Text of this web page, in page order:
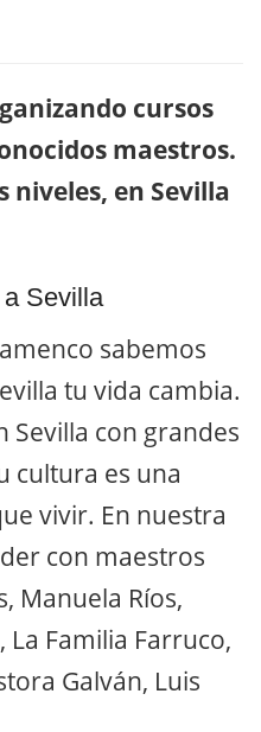
cursos
maestros.
niveles, en Sevilla
Sevilla
sabemos
tu vida cambia.
con grandes
cultura es una
vivir. En nuestra
con maestros
Manuela Ríos,
La Familia Farruco,
Galván, Luis